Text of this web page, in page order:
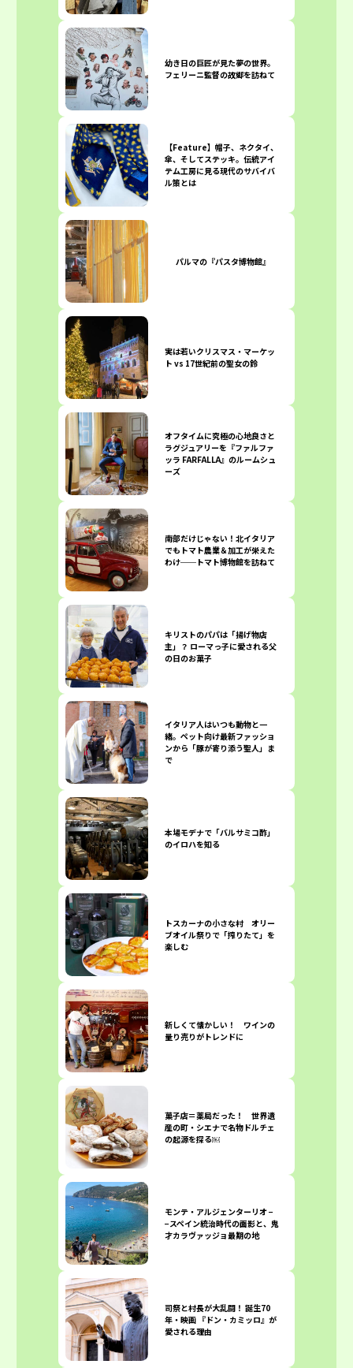
幼き日の巨匠が見た夢の世界。
フェリーニ監督の故郷を訪ねて
【Feature】帽子、ネクタイ、
傘、そしてステッキ。伝統アイ
テム工房に見る現代のサバイバ
ル策とは
パルマの『パスタ博物館』
実は若いクリスマス・マーケッ
ト vs 17世紀前の聖女の鈴
オフタイムに究極の心地良さと
ラグジュアリーを『ファルファ
ッラ FARFALLA』のルームシュ
ーズ
南部だけじゃない！北イタリア
でもトマト農業＆加工が栄えた
わけ──トマト博物館を訪ねて
キリストのパパは「揚げ物店
主」？ ローマっ子に愛される父
の日のお菓子
イタリア人はいつも動物と一
緒。ペット向け最新ファッショ
ンから「豚が寄り添う聖人」ま
で
本場モデナで「バルサミコ酢」
のイロハを知る
トスカーナの小さな村 オリー
ブオイル祭りで「搾りたて」を
楽しむ
新しくて懐かしい！ ワインの
量り売りがトレンドに
菓子店＝薬局だった！ 世界遺
産の町・シエナで名物ドルチェ
の起源を探る￼
モンテ・アルジェンターリオ −
−スペイン統治時代の面影と、鬼
才カラヴァッジョ最期の地
司祭と村長が大乱闘！ 誕生70
年・映画 『ドン・カミッロ』が
愛される理由